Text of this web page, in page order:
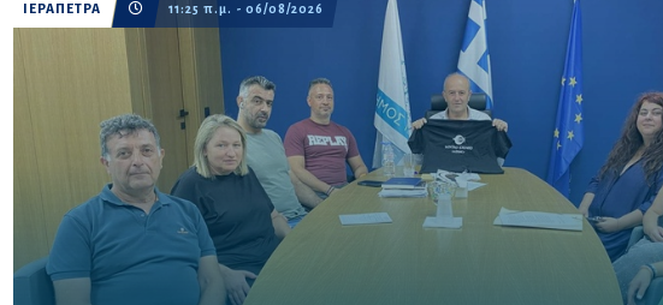
ΙΕΡΑΠΕΤΡΑ 11:25 π.μ. - 06/08/2026